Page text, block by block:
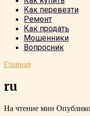
Как перевезти
Ремонт
Как продать
Мошенники
Вопросник
Главная
ru
На чтение мин